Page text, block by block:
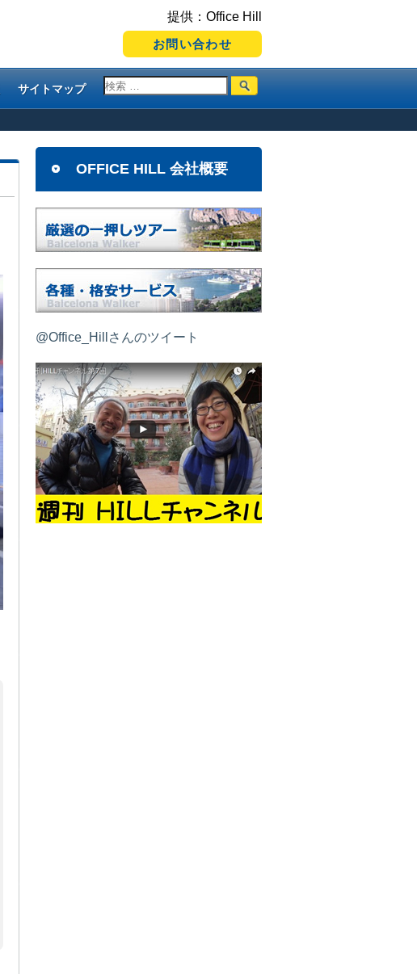
提供：Office Hill
お問い合わせ
サイトマップ
OFFICE HILL 会社概要
@Office_Hillさんのツイート